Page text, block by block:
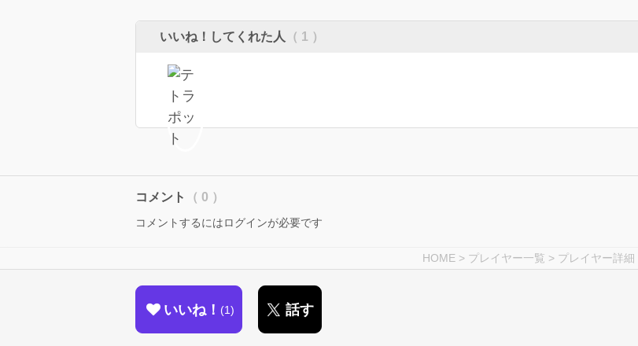
いいね！してくれた人 （ 1 ）
コメント （ 0 ）
コメントするにはログインが必要です
HOME > プレイヤー一覧 > プレイヤー詳細
いいね！ 1 話す